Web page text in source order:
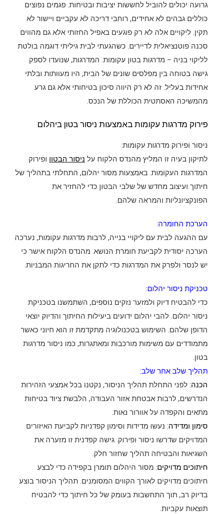
גרועה יכולים להוביל לחששות יציבות ובטיחות. פגמים נפוצים
כוללים גבהים לא אחידים, רוחבי דריכה לא עקביים ויישור לא
תקין. ליקויים אלה לא רק פוגעים באפיל החזותי אלא גם מהווים
סכנה פוטנציאלית לדיירים. כשהגעתי לבית גיליתי דוגמה בולטת
לליקוי בניה – מדרגות בטון עקומות. המדרגות, שנועדו לספק
גישה בטוחה בין מפלסים שונים של הבית, היו מעוותות ובלתי
אחידות בעליל. זה לא רק היווה סיכון בטיחותי אלא גם גרע
מהמשיכה האסתטית הכוללת של הנכס.
פירוק מדרגות עקומות באמצעות ניסור בטון ביהלום
ניסור ופירוק מדרגות עקומות:
לתיקון בעיה זו המליץ ​​מהנדס הלקוח על ניסור הבטון ופירוק
המדרגות העקומות. באמצעות מסור יהלום, התחלתי בתהליך של
חיתוך ועיצוב מחדש של שלבי הבטון כדי להחזיר את
הפונקציונליות והמראה שלהם.
הערכת החומרה:
עם ההגעה לבית עם ליקויי בנייה, לרבות מדרגות עקומות, נערכה
הערכה יסודית לקביעת חומרת הנושא. מהנדס הלקוח אישר כי
יש לנסר ולפרק את המדרגות כדי לתקן את החריגות המבניות.
טכניקת ניסור יהלום:
כדי להבטיח דיוק ולמזער נזקים נוספים, השתמשנו בטכניקת
ניסור יהלום. להבי יהלום ידועים ביעילות החיתוך והדיוק יוצאי
הדופן שלהם. השימוש בטכנולוגיה מתקדמת זו הוא חיוני כאשר
מתמודדים עם משימות מורכבות ומאתגרות, כמו ניסור מדרגות
בטון.
תהליך שלב אחר שלב:
הכנה: לפני התחלת תהליך הניסור, נקטנו בכל אמצעי הזהירות
הנדרשים, לרבות אבטחת אזור העבודה, הלבשת ציוד בטיחות
מתאים והקפדה על אוורור נאות.
סימון ומדידה: נעשו מדידות וסימון קפדניות לקביעת האיזורים
המדויקים שדרשו ניסור ופירוק. גישה קפדנית זו מזערה את
השגיאות והבטיחה תהליך שחזור חלק.
חיתוכים מדויקים: מסור היהלום תומרן בקפידה כדי לבצע
חיתוכים מדויקים לאורך הקווים המסומנים. תהליך הניסור בוצע
בדיוק רב, תוך התחשבות בעומק של כל חיתוך כדי להבטיח
תוצאות עקביות.